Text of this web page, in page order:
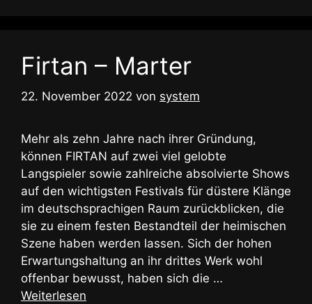
Firtan – Marter
22. November 2022 von system
Mehr als zehn Jahre nach ihrer Gründung,
können FIRTAN auf zwei viel gelobte
Langspieler sowie zahlreiche absolvierte Shows
auf den wichtigsten Festivals für düstere Klänge
im deutschsprachigen Raum zurückblicken, die
sie zu einem festen Bestandteil der heimischen
Szene haben werden lassen. Sich der hohen
Erwartungshaltung an ihr drittes Werk wohl
offenbar bewusst, haben sich die …
Weiterlesen